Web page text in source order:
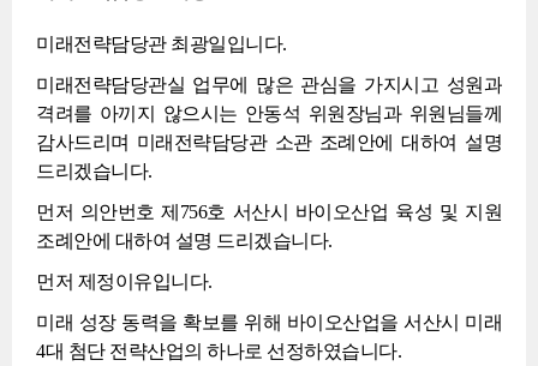
미래전략담당관 최광일입니다.
미래전략담당관실 업무에 많은 관심을 가지시고 성원과
격려를 아끼지 않으시는 안동석 위원장님과 위원님들께
감사드리며 미래전략담당관 소관 조례안에 대하여 설명
드리겠습니다.
먼저 의안번호 제756호 서산시 바이오산업 육성 및 지원
조례안에 대하여 설명 드리겠습니다.
먼저 제정이유입니다.
미래 성장 동력을 확보를 위해 바이오산업을 서산시 미래
4대 첨단 전략산업의 하나로 선정하였습니다.